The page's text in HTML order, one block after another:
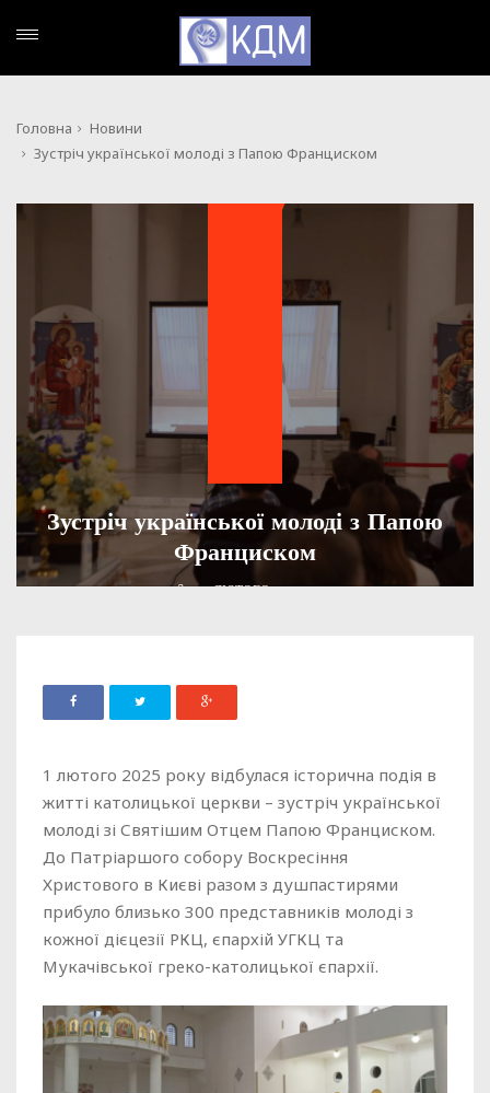
Головна
Новини
Зустріч української молоді з Папою Франциском
Зустріч української молоді з Папою
Франциском
ADMIN 02 ЛЮТОГО, 2025 540
1 лютого 2025 року відбулася історична подія в
житті католицької церкви – зустріч української
молоді зі Святішим Отцем Папою Франциском.
До Патріаршого собору Воскресіння
Христового в Києві разом з душпастирями
прибуло близько 300 представників молоді з
кожної дієцезії РКЦ, єпархій УГКЦ та
Мукачівської греко-католицької єпархії.